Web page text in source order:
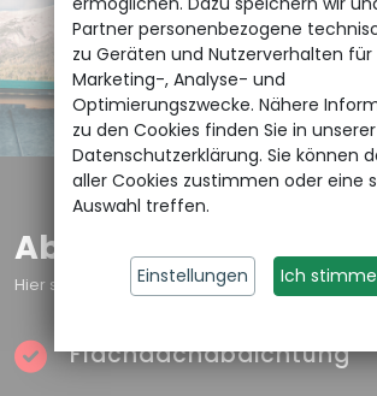
Hier sind einige unserer Hauptleistungen in
Flachdachabdichtung
Partner personenbezogene
zu Geräten und Nutzerverhalten für
Marketing-, Analyse- und
Optimierungszwecke. Nähere
zu den Cookies finden Sie in unserer
Datenschutzerklärung. Sie können
aller Cookies zustimmen oder eine
Auswahl treffen.
Einstellungen Ich